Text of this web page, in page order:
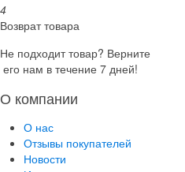
4
Возврат товара
Не подходит товар? Верните
его нам в течение 7 дней!
О компании
О нас
Отзывы покупателей
Новости